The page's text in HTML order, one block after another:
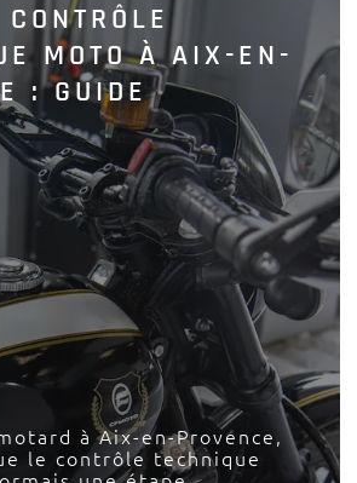
MOTO À AIX-EN-
: GUIDE
à Aix-en-Provence,
le contrôle technique